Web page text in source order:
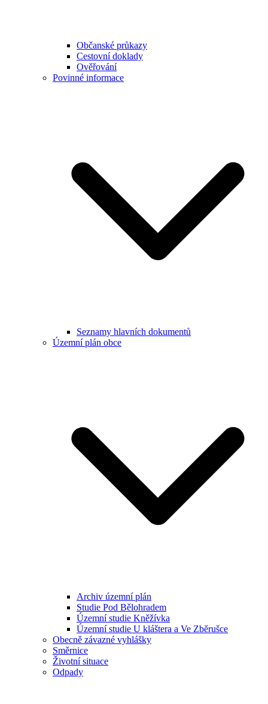
Občanské průkazy
Cestovní doklady
Ověřování
Povinné informace
Seznamy hlavních dokumentů
Územní plán obce
Archiv územní plán
Studie Pod Bělohradem
Územní studie Kněžívka
Územní studie U kláštera a Ve Zběrušce
Obecně závazné vyhlášky
Směrnice
Životní situace
Odpady